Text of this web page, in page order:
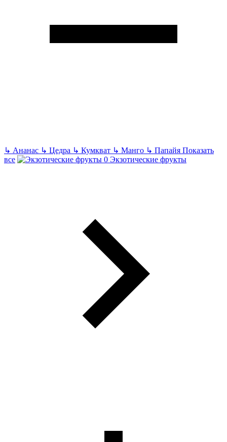
↳ Ананас ↳ Цедра ↳ Кумкват ↳ Манго ↳ Папайя Показать
все
Экзотические фрукты